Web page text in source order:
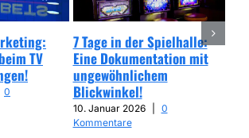
TV
0
7 Tage in der Spielhalle:
Eine Dokumentation mit
ungewöhnlichem
Blickwinkel!
10. Januar 2026
0
Kommentare